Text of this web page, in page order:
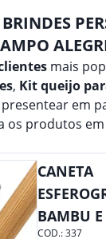
mais
, Kit queijo
em
os produtos
CANETA
BAMBU
COD.:337